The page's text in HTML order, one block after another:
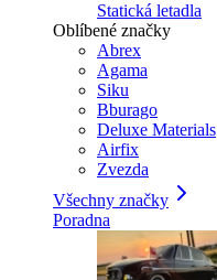
Statická letadla
Oblíbené značky
Abrex
Agama
Siku
Bburago
Deluxe Materials
Airfix
Zvezda
Všechny značky
Poradna